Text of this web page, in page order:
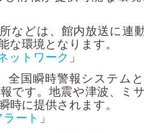
などは、館内放送に連
な環境となります。
ットワーク 」
全国瞬時警報システム
です。地震や津波、ミ
時に提供されます。
ート 」